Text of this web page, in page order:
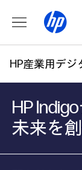
HP産業用デジ
HP
未来を